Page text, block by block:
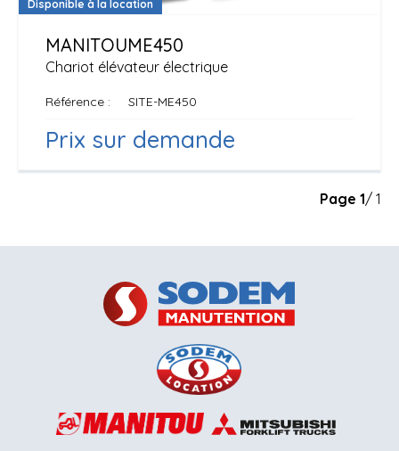
Disponible à la location
Chariot élévateur électrique
MANITOUME450
Référence SITE-ME450
Prix sur demande
Page 1/ 1